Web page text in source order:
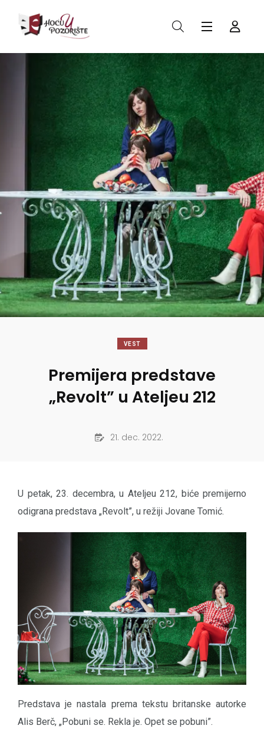
VEST
Premijera predstave
„Revolt” u Ateljeu 212
21. dec. 2022.
U petak, 23. decembra, u Ateljeu 212, biće premijerno
odigrana predstava „Revolt”, u režiji Jovane Tomić.
Predstava je nastala prema tekstu britanske autorke
Alis Berč, „Pobuni se. Rekla je. Opet se pobuni”.